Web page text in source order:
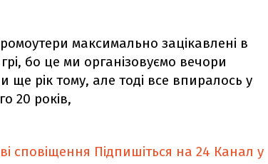
максимально зацікавлені в
бо це ми організовуємо вечори
ще рік тому, але тоді все впиралось у
20 років,
сповіщення Підпишіться на 24 Канал у